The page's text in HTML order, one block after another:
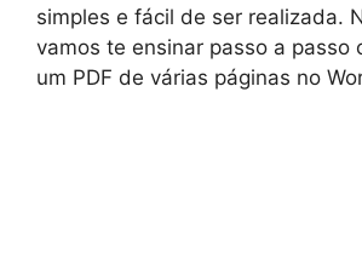
simples e fácil de ser realizada.
vamos te ensinar passo a passo
um PDF de várias páginas no